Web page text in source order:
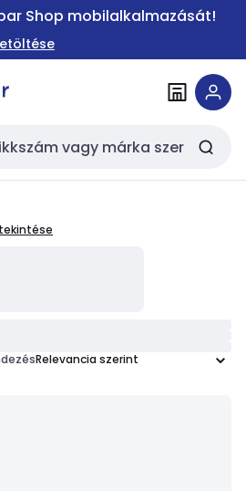
Shop mobilalkalmazását!